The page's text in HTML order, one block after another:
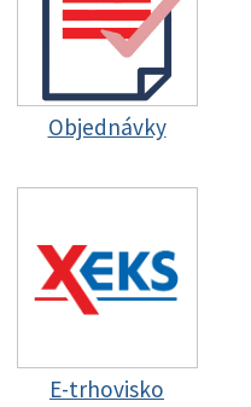
Objednávky
E-trhovisko